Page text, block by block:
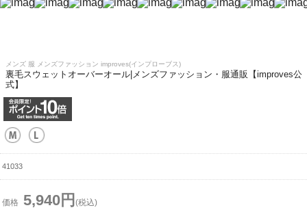
メンズ 服 メンズファッション improves(インプローブス)
裏毛スウェットオーバーオール|メンズファッション・服通販【improves公
式】
41033
価格 5,940円 (税込)